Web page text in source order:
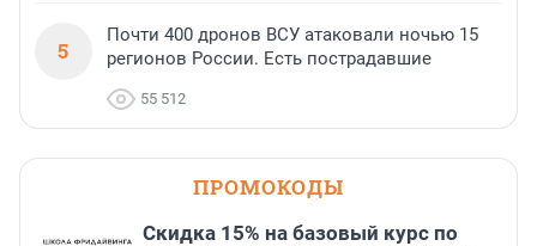
5
Почти 400 дронов ВСУ атаковали ночью 15
регионов России. Есть пострадавшие
55 512
ПРОМОКОДЫ
Скидка 15% на базовый курс по